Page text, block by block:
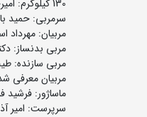
130 کیلوگرم: امیرحسین عبدولی (خوزستان) محمد کریمی اصل (آذربایجان شرقی)
سرمربی: حمید
مربیان: مهرداد
مربی بدنساز:
مربی سازنده:
مربیان معرفی
ماساژور: فرشید
سرپرست: امیر